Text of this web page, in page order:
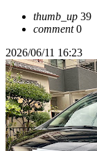
thumb_up 39
comment0
2026/06/11 16:23